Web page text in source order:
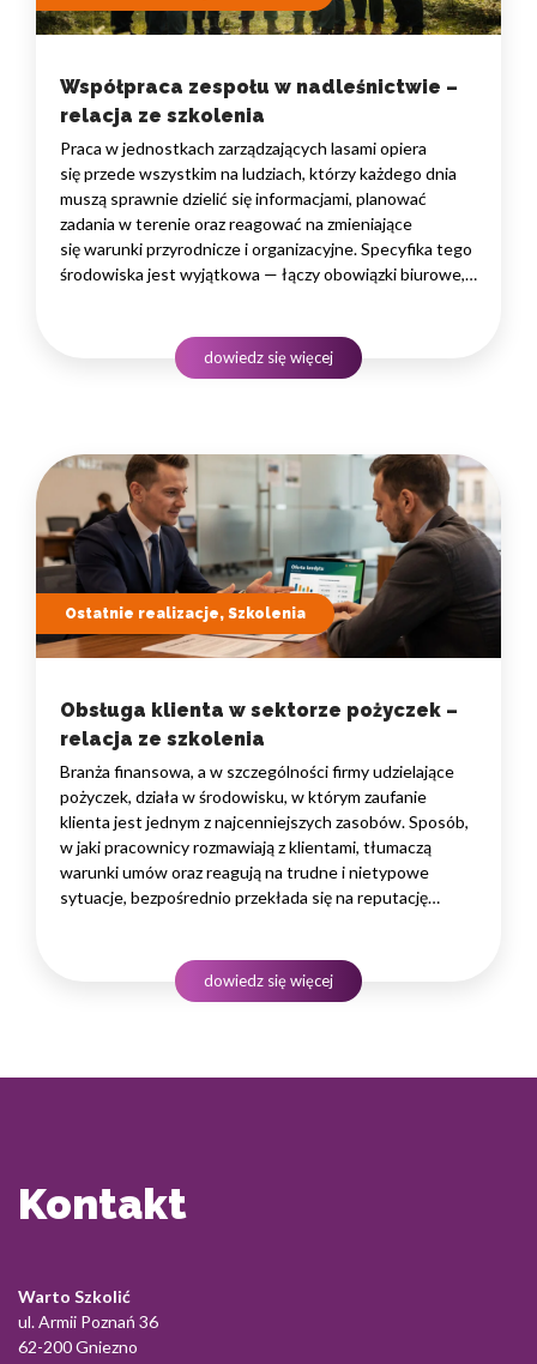
Współpraca zespołu w nadleśnictwie –
relacja ze szkolenia
Praca w jednostkach zarządzających lasami opiera
się przede wszystkim na ludziach, którzy każdego dnia
muszą sprawnie dzielić się informacjami, planować
zadania w terenie oraz reagować na zmieniające
się warunki przyrodnicze i organizacyjne. Specyfika tego
środowiska jest wyjątkowa — łączy obowiązki biurowe,
podejmowania decyzji. W takim środowisku
to nie pojedyncze kompetencje, lecz dobrze…
dowiedz się więcej
Ostatnie realizacje, Szkolenia
Obsługa klienta w sektorze pożyczek –
relacja ze szkolenia
Branża finansowa, a w szczególności firmy udzielające
pożyczek, działa w środowisku, w którym zaufanie
klienta jest jednym z najcenniejszych zasobów. Sposób,
w jaki pracownicy rozmawiają z klientami, tłumaczą
warunki umów oraz reagują na trudne i nietypowe
sytuacje, bezpośrednio przekłada się na reputację
produktowej, lecz także rozwiniętych kompetencji
komunikacyjnych, empatii…
dowiedz się więcej
Kontakt
Warto Szkolić
ul. Armii Poznań 36
62-200 Gniezno